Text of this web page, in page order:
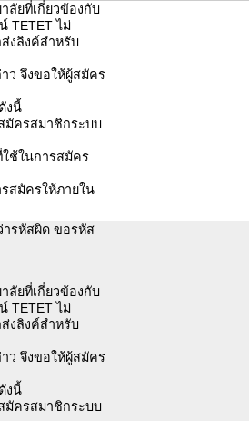
ลัยที่เกี่ยวข้องกับ
TETET ไม่
งลิงค์สำหรับ
ว จึงขอให้ผู้สมัคร
งนี้
มัครสมาชิกระบบ
ช้ในการสมัคร
สมัครให้ภายใน
ารหัสผิด ขอรหัส
ลัยที่เกี่ยวข้องกับ
TETET ไม่
งลิงค์สำหรับ
ว จึงขอให้ผู้สมัคร
งนี้
มัครสมาชิกระบบ